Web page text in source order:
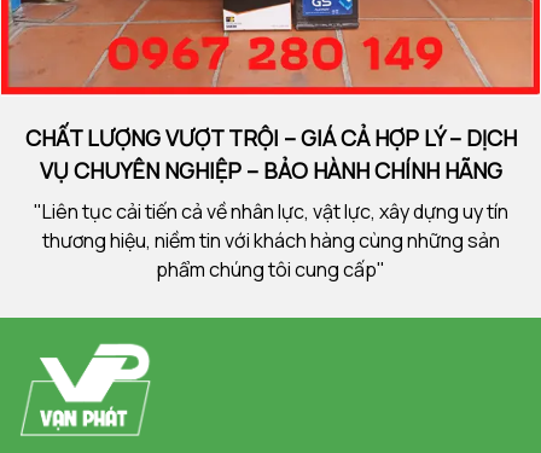
CHẤT LƯỢNG VƯỢT TRỘI – GIÁ CẢ HỢP LÝ – DỊCH
VỤ CHUYÊN NGHIỆP – BẢO HÀNH CHÍNH HÃNG
"Liên tục cải tiến cả về nhân lực, vật lực, xây dựng uy tín
thương hiệu, niềm tin với khách hàng cùng những sản
phẩm chúng tôi cung cấp"